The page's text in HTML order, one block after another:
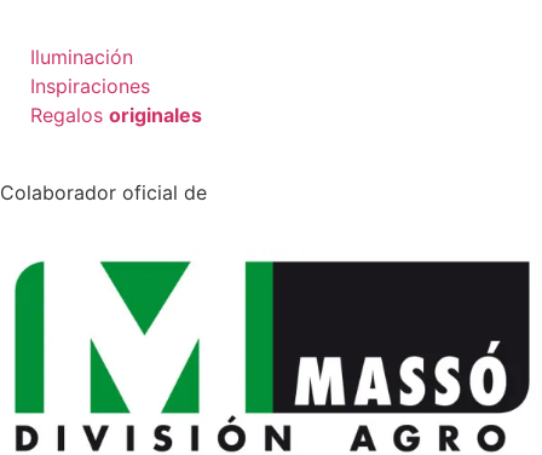
Iluminación
Inspiraciones
Regalos originales
Colaborador oficial de